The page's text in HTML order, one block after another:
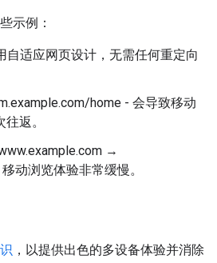
示例：
自适应网页设计，无需任何重定向
home - 会导致移动
返。
→
动浏览体验非常缓慢。
，以提供出色的多设备体验并消除